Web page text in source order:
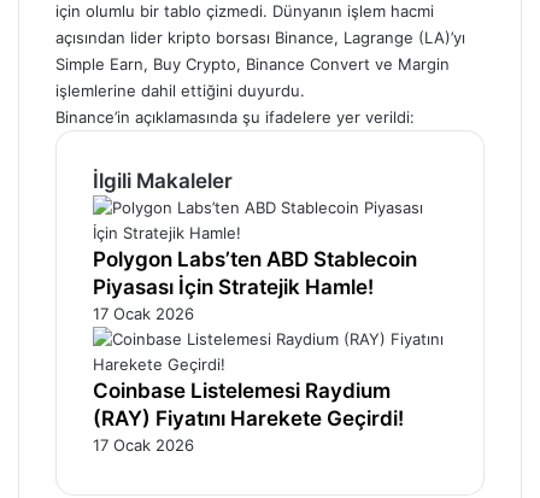
için olumlu bir tablo çizmedi. Dünyanın işlem hacmi
açısından lider kripto borsası Binance, Lagrange (LA)’yı
Simple Earn, Buy Crypto, Binance Convert ve Margin
işlemlerine dahil ettiğini duyurdu.
Binance’in açıklamasında şu ifadelere yer verildi:
İlgili Makaleler
Polygon Labs’ten ABD Stablecoin
Piyasası İçin Stratejik Hamle!
17 Ocak 2026
Coinbase Listelemesi Raydium
(RAY) Fiyatını Harekete Geçirdi!
17 Ocak 2026